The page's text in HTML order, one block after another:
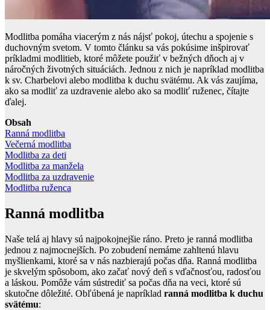
Modlitba pomáha viacerým z nás nájsť pokoj, útechu a spojenie s
duchovným svetom. V tomto článku sa vás pokúsime inšpirovať
príkladmi modlitieb, ktoré môžete použiť v bežných dňoch aj v
náročných životných situáciách. Jednou z nich je napríklad modlitba
k sv. Charbelovi alebo modlitba k duchu svätému. Ak vás zaujíma,
ako sa modliť za uzdravenie alebo ako sa modliť ruženec, čítajte
ďalej.
Obsah
Ranná modlitba
Večerná modlitba
Modlitba za deti
Modlitba za manžela
Modlitba za uzdravenie
Modlitba ruženca
Ranná modlitba
Naše telá aj hlavy sú najpokojnejšie ráno. Preto je ranná modlitba
jednou z najmocnejších. Po zobudení nemáme zahltenú hlavu
myšlienkami, ktoré sa v nás nazbierajú počas dňa. Ranná modlitba
je skvelým spôsobom, ako začať nový deň s vďačnosťou, radosťou
a láskou. Pomôže vám sústrediť sa počas dňa na veci, ktoré sú
skutočne dôležité. Obľúbená je napríklad ranná modlitba k duchu
svätému: